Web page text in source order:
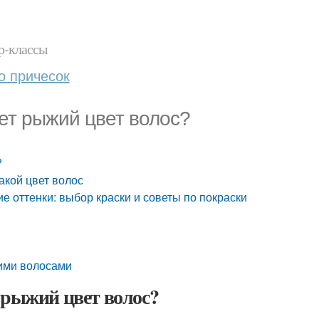
классы
причесок
рыжий цвет волос?
цвет волос
выбор краски и советы по покраски
волосами
цвет волос?